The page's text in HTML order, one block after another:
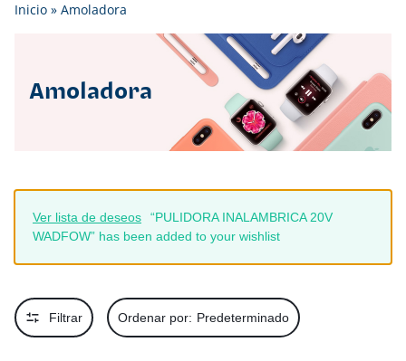
Inicio » Amoladora
Amoladora
Ver lista de deseos
“PULIDORA INALAMBRICA 20V
WADFOW” has been added to your wishlist
Filtrar Ordenar por: Predeterminado